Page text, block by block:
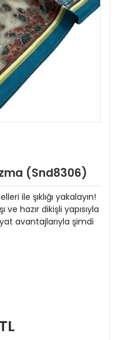
(Snd8306)
ile şıklığı yakalayın!
hazır dikişli yapısıyla
avantajlarıyla şimdi